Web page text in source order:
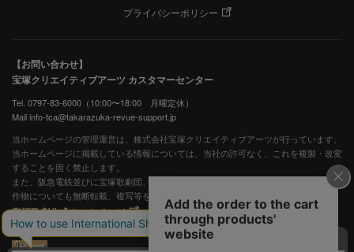
プライバシーポリシー
【お問い合わせ】
宝塚クリエイティブアーツ カスタマーセンター
Tel. 0797-83-6000（10:00〜18:00 月曜定休）
Mail info-tca@takarazuka-revue-support.jp
当ホームページの管理運営は、株式会社宝塚クリエイティブアーツが行っています。
当ホームページに掲載している情報については、当社の許可なく、これを複製・改変
することを固く禁止します。
また、阪急電鉄並びに宝塚歌劇団、宝塚クリエイティブアーツの出版物ほか写真等著
作物についても無断転載、複写等を禁じます。
宝塚歌劇公式ホームページ